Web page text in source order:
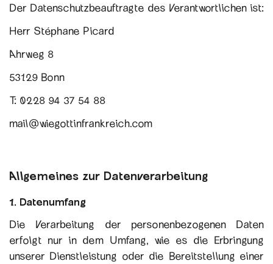
Der Datenschutzbeauftragte des Verantwortlichen ist:
Herr Stéphane Picard
Ahrweg 8
53129 Bonn
T: 0228 94 37 54 88
mail@wiegottinfrankreich.com
Allgemeines zur Datenverarbeitung
1. Datenumfang
Die Verarbeitung der personenbezogenen Daten
erfolgt nur in dem Umfang, wie es die Erbringung
unserer Dienstleistung oder die Bereitstellung einer